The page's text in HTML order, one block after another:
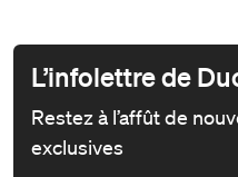
L’infolettre de
Restez à l’affût de
exclusives